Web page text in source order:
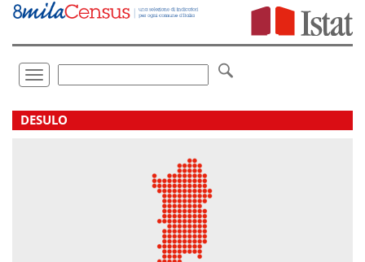
Vai
direttamente
Toggle
navigation
.
DESULO